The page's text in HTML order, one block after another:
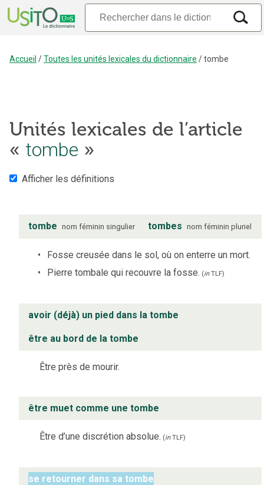
Accueil /Toutes les unités lexicales du dictionnaire /tombe
Unités lexicales de l’article
« tombe »
Afficher les définitions
tombe nom féminin singulier tombes nom féminin pluriel
Fosse creusée dans le sol, où on enterre un mort.
Pierre tombale qui recouvre la fosse. (inTLF)
avoir (déjà) un pied dans la tombe
être au bord de la tombe
Être près de mourir.
être muet comme une tombe
Être d’une discrétion absolue. (inTLF)
se retourner dans sa tombe